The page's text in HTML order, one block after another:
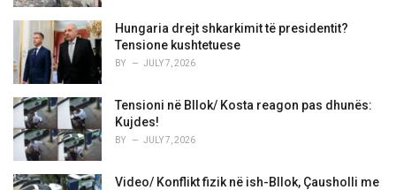
Hungaria drejt shkarkimit të presidentit?
Tensione kushtetuese
BY JULY 7, 2026
Tensioni në Bllok/ Kosta reagon pas dhunës:
Kujdes!
BY JULY 7, 2026
Video/ Konflikt fizik në ish-Bllok, Çausholli me